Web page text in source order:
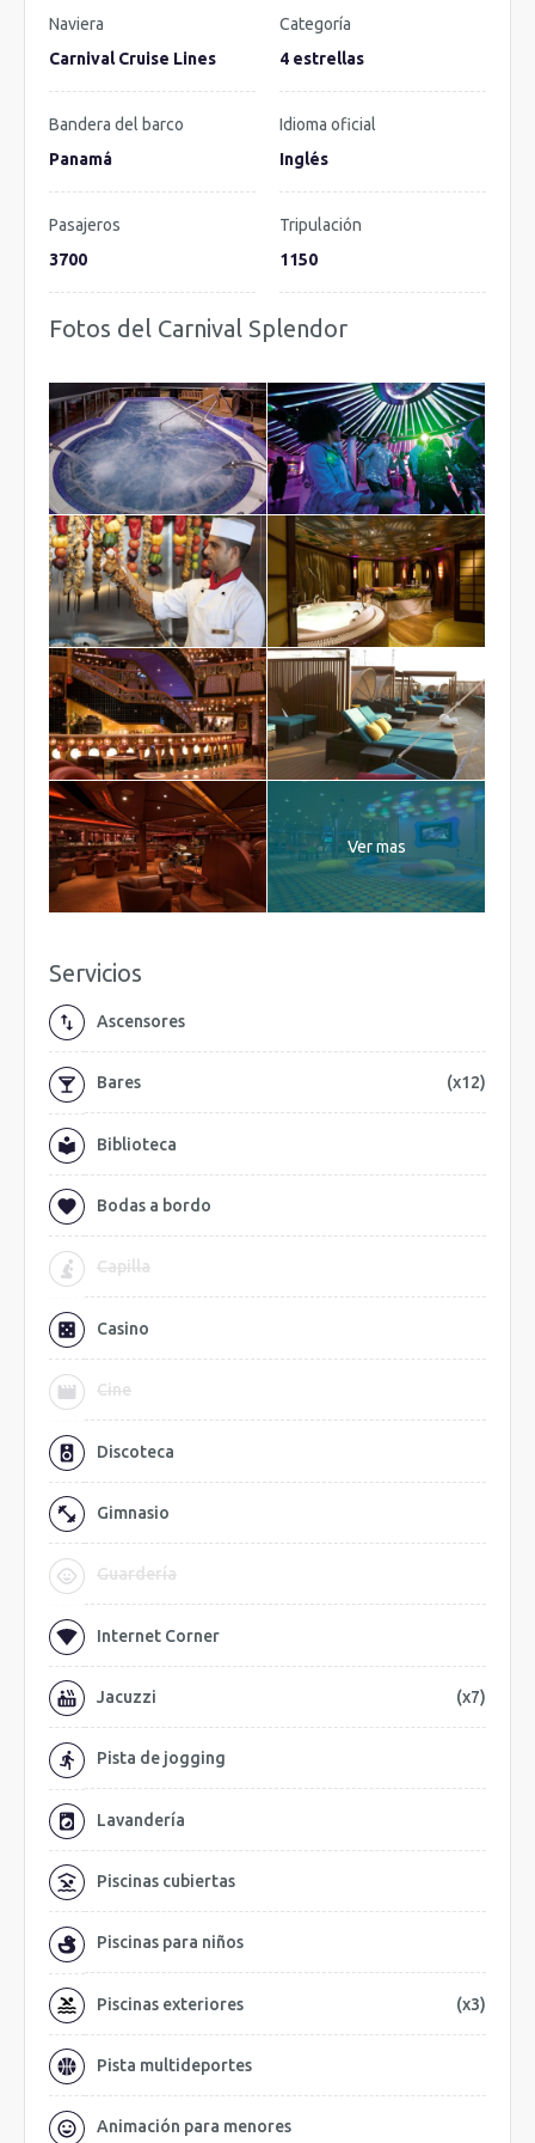
Naviera
Carnival Cruise Lines
Categoría
4 estrellas
Bandera del barco
Panamá
Idioma oficial
Inglés
Pasajeros
3700
Tripulación
1150
Fotos del Carnival Splendor
Ver mas
Servicios
Ascensores
Bares (x12)
Biblioteca
Bodas a bordo
Capilla
Casino
Cine
Discoteca
Gimnasio
Guardería
Internet Corner
Jacuzzi (x7)
Pista de jogging
Lavandería
Piscinas cubiertas
Piscinas para niños
Piscinas exteriores (x3)
Pista multideportes
Animación para menores